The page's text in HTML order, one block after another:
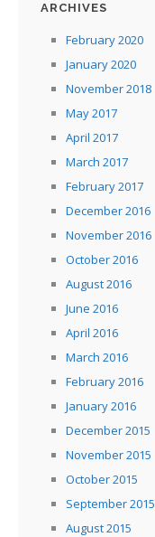
ARCHIVES
February 2020
January 2020
November 2018
May 2017
April 2017
March 2017
February 2017
December 2016
November 2016
October 2016
August 2016
June 2016
April 2016
March 2016
February 2016
January 2016
December 2015
November 2015
October 2015
September 2015
August 2015